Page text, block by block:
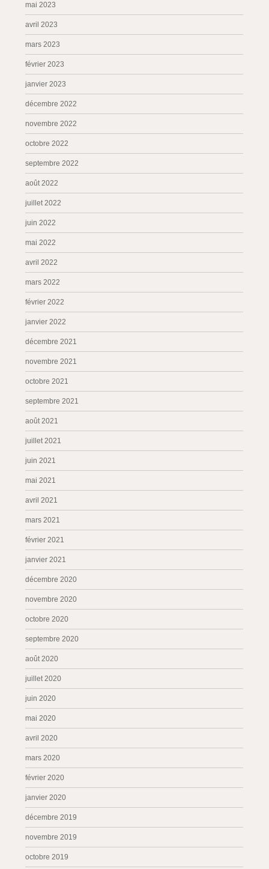
mai 2023
avril 2023
mars 2023
février 2023
janvier 2023
décembre 2022
novembre 2022
octobre 2022
septembre 2022
août 2022
juillet 2022
juin 2022
mai 2022
avril 2022
mars 2022
février 2022
janvier 2022
décembre 2021
novembre 2021
octobre 2021
septembre 2021
août 2021
juillet 2021
juin 2021
mai 2021
avril 2021
mars 2021
février 2021
janvier 2021
décembre 2020
novembre 2020
octobre 2020
septembre 2020
août 2020
juillet 2020
juin 2020
mai 2020
avril 2020
mars 2020
février 2020
janvier 2020
décembre 2019
novembre 2019
octobre 2019